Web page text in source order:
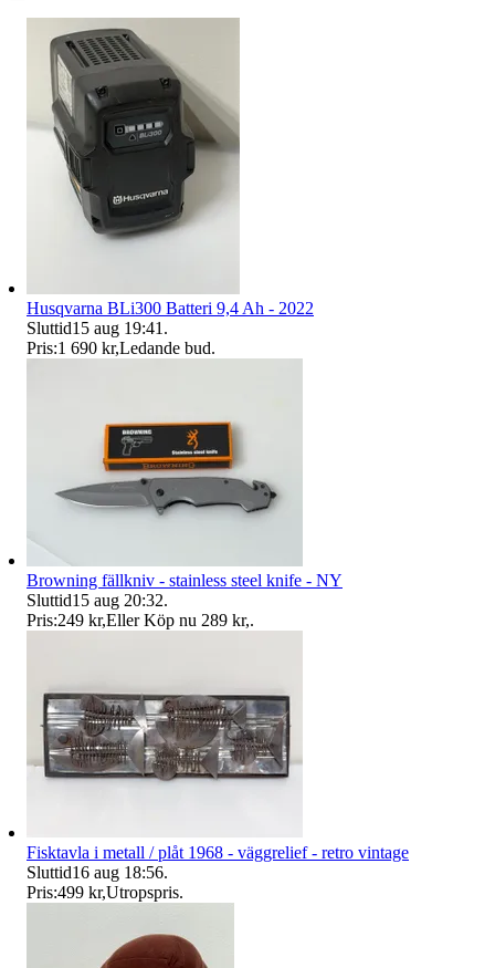
Husqvarna BLi300 Batteri 9,4 Ah - 2022
Sluttid15 aug 19:41 .
Pris:1 690 kr,Ledande bud.
Browning fällkniv - stainless steel knife - NY
Sluttid15 aug 20:32.
Pris:249 kr,Eller Köp nu 289 kr,.
Fisktavla i metall / plåt 1968 - väggrelief - retro vintage
Sluttid16 aug 18:56.
Pris:499 kr,Utropspris.